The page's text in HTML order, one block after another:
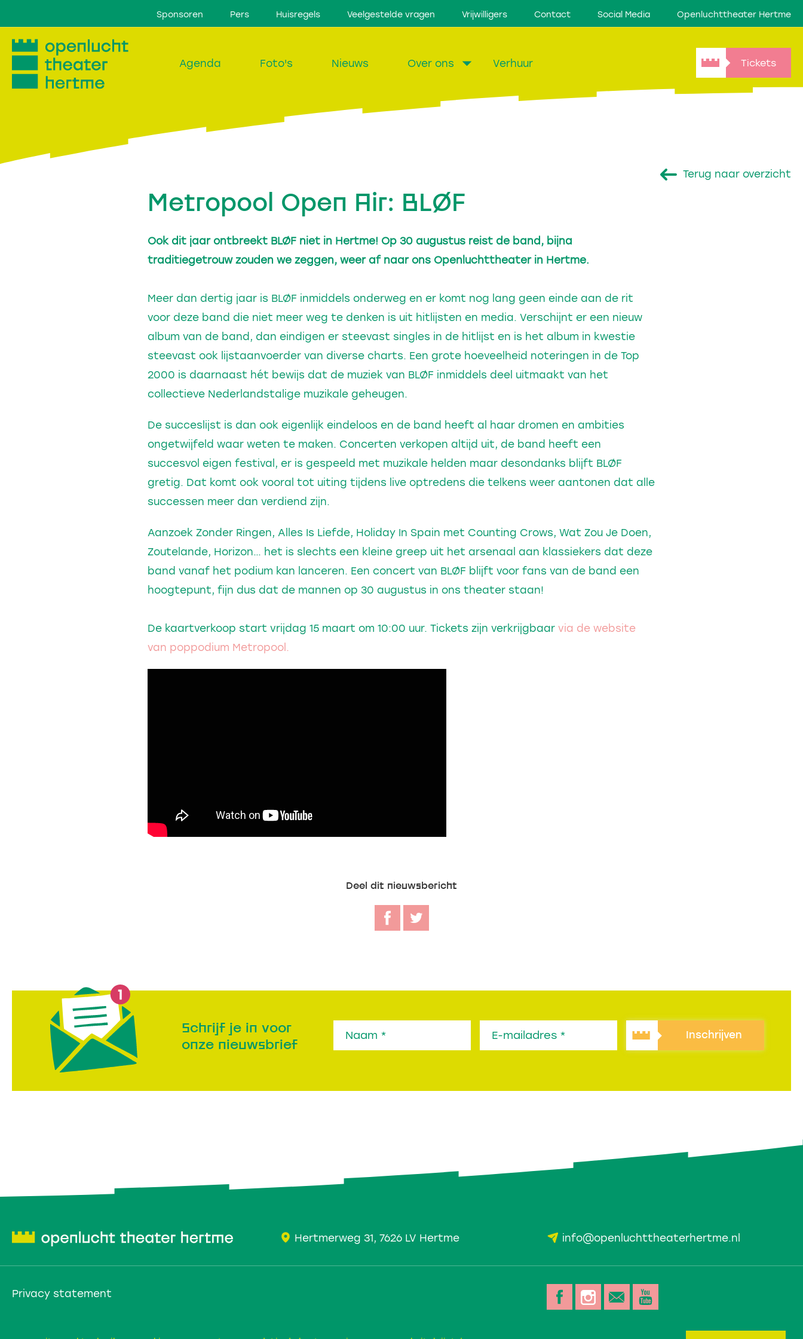
Sponsoren Pers Huisregels Veelgestelde vragen Vrijwilligers Contact Social Media Openluchttheater Hertme
Agenda Foto's Nieuws Over ons Verhuur Tickets
Altijd op de hoogte van
nieuwsbrief met de laatste updates
Terug naar overzicht
Metropool Open Air: BLØF
Ook dit jaar ontbreekt BLØF niet in Hertme! Op 30 augustus reist de band, bijna
traditiegetrouw zouden we zeggen, weer af naar ons Openluchttheater in Hertme.
Meer dan dertig jaar is BLØF inmiddels onderweg en er komt nog lang geen einde aan de rit
voor deze band die niet meer weg te denken is uit hitlijsten en media. Verschijnt er een nieuw
album van de band, dan eindigen er steevast singles in de hitlijst en is het album in kwestie
steevast ook lijstaanvoerder van diverse charts. Een grote hoeveelheid noteringen in de Top
2000 is daarnaast hét bewijs dat de muziek van BLØF inmiddels deel uitmaakt van het
collectieve Nederlandstalige muzikale geheugen.
De succeslijst is dan ook eigenlijk eindeloos en de band heeft al haar dromen en ambities
ongetwijfeld waar weten te maken. Concerten verkopen altijd uit, de band heeft een
succesvol eigen festival, er is gespeeld met muzikale helden maar desondanks blijft BLØF
gretig. Dat komt ook vooral tot uiting tijdens live optredens die telkens weer aantonen dat alle
successen meer dan verdiend zijn.
Aanzoek Zonder Ringen, Alles Is Liefde, Holiday In Spain met Counting Crows, Wat Zou Je Doen,
Zoutelande, Horizon… het is slechts een kleine greep uit het arsenaal aan klassiekers dat deze
band vanaf het podium kan lanceren. Een concert van BLØF blijft voor fans van de band een
hoogtepunt, fijn dus dat de mannen op 30 augustus in ons theater staan!
De kaartverkoop start vrijdag 15 maart om 10:00 uur. Tickets zijn verkrijgbaar via de website
van poppodium Metropool.
Deel dit nieuwsbericht
Schrijf je in voor
onze nieuwsbrief
Inschrijven
Hertmerweg 31, 7626 LV Hertme info@openluchttheaterhertme.nl
Privacy statement